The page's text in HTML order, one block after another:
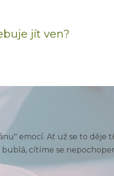
jít ven?
emocí. Ať už se to děje
bublá, cítíme se